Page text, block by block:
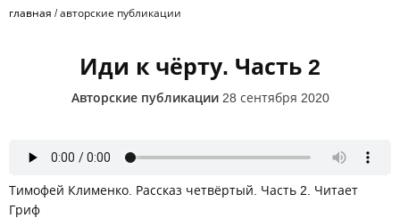
главная /авторские публикации
Иди к чёрту. Часть 2
Авторские публикации 28 сентября 2020
Тимофей Клименко. Рассказ четвёртый. Часть 2. Читает
Гриф